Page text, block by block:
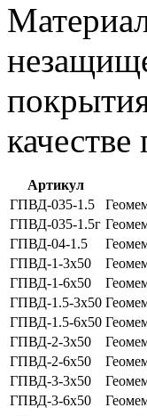
Артикул
ГПВД-035-1.5
ГПВД-035-1.5г
ГПВД-04-1.5
ГПВД-1-3х50
ГПВД-1-6х50
ГПВД-1.5-3х50
ГПВД-1.5-6х50
ГПВД-2-3х50
ГПВД-2-6х50
ГПВД-3-3х50
ГПВД-3-6х50